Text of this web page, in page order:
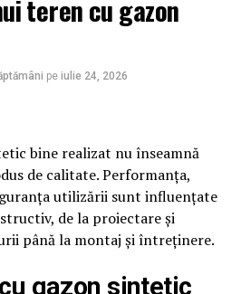
ingrediente care transmit
Citricele sunt
note ale sezonului, deoarece
de prospețime și se dezvoltă
încălzită de soare.
verzi, acorduri curate sau
care adaugă profunzime
inspirate de vacanțe și
laptele de cocos sau
teren cu gazon
pe iulie 24, 2026
bine realizat nu înseamnă
de calitate. Performanța,
utilizării sunt influențate
de la proiectare și
până la montaj și întreținere.
gazon sintetic